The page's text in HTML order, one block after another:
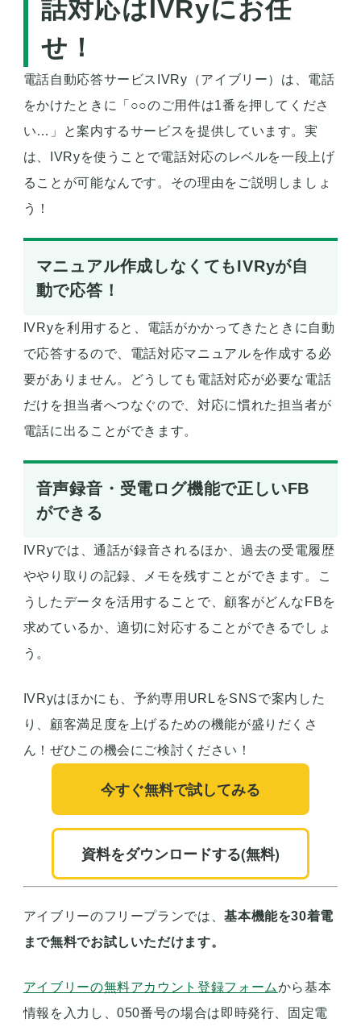
話対応はIVRyにお任
せ！
電話自動応答サービスIVRy（アイブリー）は、電話
をかけたときに「○○のご用件は1番を押してくださ
い…」と案内するサービスを提供しています。実
は、IVRyを使うことで電話対応のレベルを一段上げ
ることが可能なんです。その理由をご説明しましょ
う！
マニュアル作成しなくてもIVRyが自
動で応答！
IVRyを利用すると、電話がかかってきたときに自動
で応答するので、電話対応マニュアルを作成する必
要がありません。どうしても電話対応が必要な電話
だけを担当者へつなぐので、対応に慣れた担当者が
電話に出ることができます。
音声録音・受電ログ機能で正しいFB
ができる
IVRyでは、通話が録音されるほか、過去の受電履歴
ややり取りの記録、メモを残すことができます。こ
うしたデータを活用することで、顧客がどんなFBを
求めているか、適切に対応することができるでしょ
う。
IVRyはほかにも、予約専用URLをSNSで案内した
り、顧客満足度を上げるための機能が盛りだくさ
ん！ぜひこの機会にご検討ください！
今すぐ無料で試してみる
資料をダウンロードする(無料)
アイブリーのフリープランでは、基本機能を30着電
まで無料でお試しいただけます。
アイブリーの無料アカウント登録フォームから基本
情報を入力し、050番号の場合は即時発行、固定電